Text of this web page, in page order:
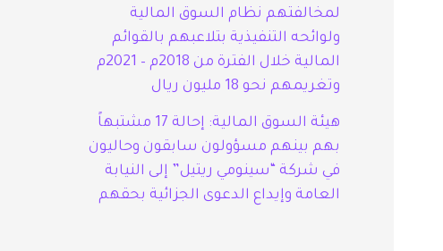
لمخالفتهم نظام السوق المالية
ولوائحه التنفيذية بتلاعبهم بالقوائم
المالية خلال الفترة من 2018م – 2021م
وتغريمهم نحو 18 مليون ريال
هيئة السوق المالية: إحالة 17 مشتبهاً
بهم بينهم مسؤولون سابقون وحاليون
في شركة “سينومي ريتيل” إلى النيابة
العامة وإيداع الدعوى الجزائية بحقهم